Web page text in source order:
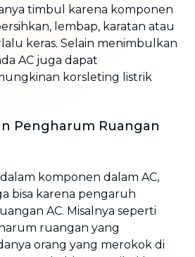
timbul karena komponen
lembap, karatan atau
keras. Selain menimbulkan
AC juga dapat
korsleting listrik
Pengharum Ruangan
komponen dalam AC,
bisa karena pengaruh
AC. Misalnya seperti
ruangan yang
orang yang merokok di